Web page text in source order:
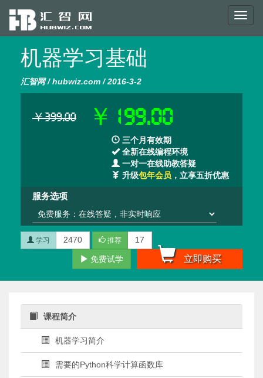
机器学习基础
汇智网 / hubwiz.com / 2016-3-2
￥399.00 ￥199.00
三个月有效期
全新在线编程环境
一对一在线助教答疑
升级包年会员 ，立享五折优惠
服务选项
学习 2470 推荐 17
立即购买
免费试学
课程简介
机器学习简介
需要的Python科学计算函数库